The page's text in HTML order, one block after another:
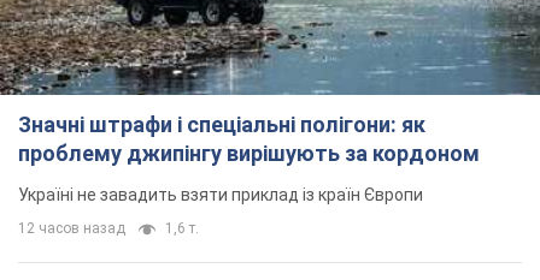
Значні штрафи і спеціальні полігони: як
проблему джипінгу вирішують за кордоном
Україні не завадить взяти приклад із країн Європи
12 часов назад 1,6 т.